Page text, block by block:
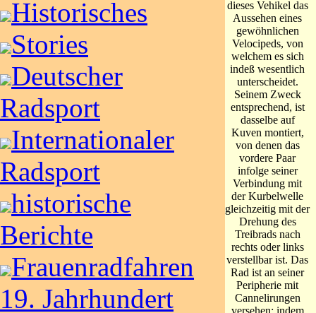
Historisches
Stories
Deutscher
Radsport
Internationaler
Radsport
historische
Berichte
Frauenradfahren
19. Jahrhundert
dieses Vehikel das
Aussehen eines
gewöhnlichen
Velocipeds, von
welchem es sich
indeß wesentlich
unterscheidet.
Seinem Zweck
entsprechend, ist
dasselbe auf
Kuven montiert,
von denen das
vordere Paar
infolge seiner
Verbindung mit
der Kurbelwelle
gleichzeitig mit der
Drehung des
Treibrads nach
rechts oder links
verstellbar ist. Das
Rad ist an seiner
Peripherie mit
Cannelirungen
versehen; indem